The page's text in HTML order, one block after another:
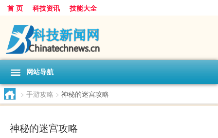
首 页 科技资讯 技能大全
网站导航
> 手游攻略 > 神秘的迷宫攻略
神秘的迷宫攻略